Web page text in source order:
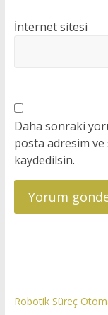
İnternet sitesi
Daha sonraki
posta adresim ve
kaydedilsin.
Robotik Süreç